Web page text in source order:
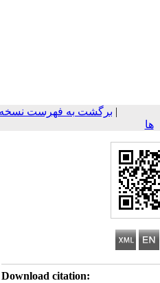
برگشت به فهرست نسخه
ها
Download citation: